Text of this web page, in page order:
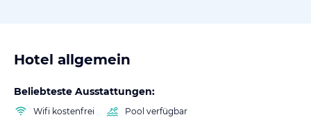
Hotel allgemein
Beliebteste Ausstattungen:
Wifi kostenfrei
Pool verfügbar